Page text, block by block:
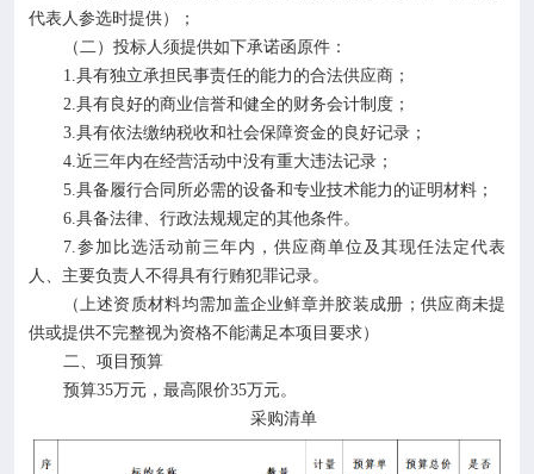
在线互动
政务公开 
代表人参选时提供）；
（二）投标人须提供如下承诺函原件：
1.具有独立承担民事责任的能力的合法供应商；
2.具有良好的商业信誉和健全的财务会计制度；
3.具有依法缴纳税收和社会保障资金的良好记录；
4.近三年内在经营活动中没有重大违法记录；
5.具备履行合同所必需的设备和专业技术能力的证明材料；
6.具备法律、行政法规规定的其他条件。
7.参加比选活动前三年内，供应商单位及其现任法定代表
人、主要负责人不得具有行贿犯罪记录。
（上述资质材料均需加盖企业鲜章并胶装成册；供应商未提
供或提供不完整视为资格不能满足本项目要求）
二、项目预算
预算35万元，最高限价35万元。
采购清单